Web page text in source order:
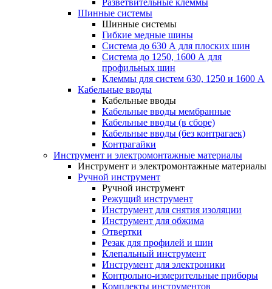
Разветвительные клеммы
Шинные системы
Шинные системы
Гибкие медные шины
Система до 630 А для плоских шин
Система до 1250, 1600 А для
профильных шин
Клеммы для систем 630, 1250 и 1600 А
Кабельные вводы
Кабельные вводы
Кабельные вводы мембранные
Кабельные вводы (в сборе)
Кабельные вводы (без контрагаек)
Контрагайки
Инструмент и электромонтажные материалы
Инструмент и электромонтажные материалы
Ручной инструмент
Ручной инструмент
Режущий инструмент
Инструмент для снятия изоляции
Инструмент для обжима
Отвертки
Резак для профилей и шин
Клепальный инструмент
Инструмент для электроники
Контрольно-измерительные приборы
Комплекты инструментов